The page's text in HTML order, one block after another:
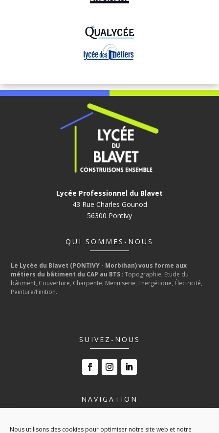
Nous utilisons des cookies pour optimiser notre site web et notre
Lycée Professionnel du Blavet
43 Rue Charles Gounod
56300 Pontivy
QUI SOMMES-NOUS
Le Lycée du Blavet (PONTIVY - Morbihan) vous forme aux
métiers du bâtiment du CAP au BTS : Topographie, Etude du
bâtiment, Couverture, Charpente, Menuiserie, Energétique, Électricité,
Peinture/Finition.
SUIVEZ-NOUS
NAVIGATION